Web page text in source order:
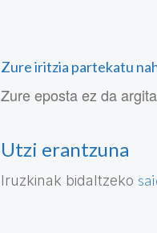
Zure iritzia partekatu
Zure eposta ez da
Utzi erantzuna
Iruzkinak bidaltzeko